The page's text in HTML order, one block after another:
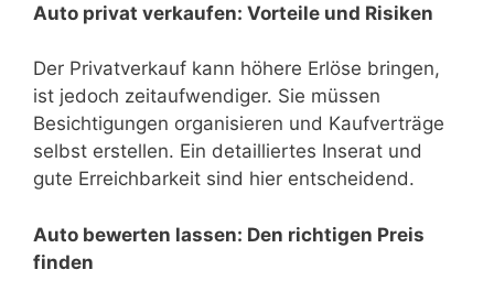
Auto privat verkaufen: Vorteile und Risiken
Der Privatverkauf kann höhere Erlöse bringen,
ist jedoch zeitaufwendiger. Sie müssen
Besichtigungen organisieren und Kaufverträge
selbst erstellen. Ein detailliertes Inserat und
gute Erreichbarkeit sind hier entscheidend.
Auto bewerten lassen: Den richtigen Preis
finden